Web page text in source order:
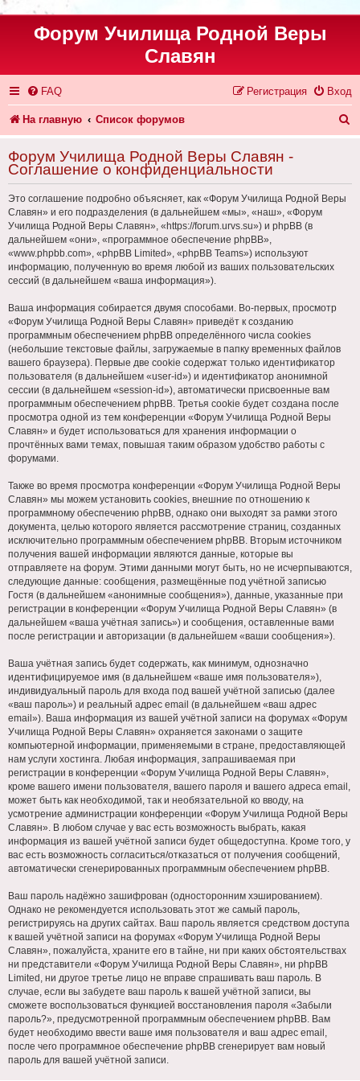
Форум Училища Родной Веры
Славян
FAQ Вход
Регистрация
На главную Список форумов
Форум Училища Родной Веры Славян -
Соглашение о конфиденциальности
Это соглашение подробно объясняет, как «Форум Училища Родной Веры
Славян» и его подразделения (в дальнейшем «мы», «наш», «Форум
Училища Родной Веры Славян», «https://forum.urvs.su») и phpBB (в
дальнейшем «они», «программное обеспечение phpBB»,
«www.phpbb.com», «phpBB Limited», «phpBB Teams») используют
информацию, полученную во время любой из ваших пользовательских
сессий (в дальнейшем «ваша информация»).
Ваша информация собирается двумя способами. Во-первых, просмотр
«Форум Училища Родной Веры Славян» приведёт к созданию
программным обеспечением phpBB определённого числа cookies
(небольшие текстовые файлы, загружаемые в папку временных файлов
вашего браузера). Первые две cookie содержат только идентификатор
пользователя (в дальнейшем «user-id») и идентификатор анонимной
сессии (в дальнейшем «session-id»), автоматически присвоенные вам
программным обеспечением phpBB. Третья cookie будет создана после
просмотра одной из тем конференции «Форум Училища Родной Веры
Славян» и будет использоваться для хранения информации о
прочтённых вами темах, повышая таким образом удобство работы с
форумами.
Также во время просмотра конференции «Форум Училища Родной Веры
Славян» мы можем установить cookies, внешние по отношению к
программному обеспечению phpBB, однако они выходят за рамки этого
документа, целью которого является рассмотрение страниц, созданных
исключительно программным обеспечением phpBB. Вторым источником
получения вашей информации являются данные, которые вы
отправляете на форум. Этими данными могут быть, но не исчерпываются,
следующие данные: сообщения, размещённые под учётной записью
Гостя (в дальнейшем «анонимные сообщения»), данные, указанные при
регистрации в конференции «Форум Училища Родной Веры Славян» (в
дальнейшем «ваша учётная запись») и сообщения, оставленные вами
после регистрации и авторизации (в дальнейшем «ваши сообщения»).
Ваша учётная запись будет содержать, как минимум, однозначно
идентифицируемое имя (в дальнейшем «ваше имя пользователя»),
индивидуальный пароль для входа под вашей учётной записью (далее
«ваш пароль») и реальный адрес email (в дальнейшем «ваш адрес
email»). Ваша информация из вашей учётной записи на форумах «Форум
Училища Родной Веры Славян» охраняется законами о защите
компьютерной информации, применяемыми в стране, предоставляющей
нам услуги хостинга. Любая информация, запрашиваемая при
регистрации в конференции «Форум Училища Родной Веры Славян»,
кроме вашего имени пользователя, вашего пароля и вашего адреса email,
может быть как необходимой, так и необязательной ко вводу, на
усмотрение администрации конференции «Форум Училища Родной Веры
Славян». В любом случае у вас есть возможность выбрать, какая
информация из вашей учётной записи будет общедоступна. Кроме того, у
вас есть возможность согласиться/отказаться от получения сообщений,
автоматически сгенерированных программным обеспечением phpBB.
Ваш пароль надёжно зашифрован (односторонним хэшированием).
Однако не рекомендуется использовать этот же самый пароль,
регистрируясь на других сайтах. Ваш пароль является средством доступа
к вашей учётной записи на форумах «Форум Училища Родной Веры
Славян», пожалуйста, храните его в тайне, ни при каких обстоятельствах
ни представители «Форум Училища Родной Веры Славян», ни phpBB
Limited, ни другое третье лицо не вправе спрашивать ваш пароль. В
случае, если вы забудете ваш пароль к вашей учётной записи, вы
сможете воспользоваться функцией восстановления пароля «Забыли
пароль?», предусмотренной программным обеспечением phpBB. Вам
будет необходимо ввести ваше имя пользователя и ваш адрес email,
после чего программное обеспечение phpBB сгенерирует вам новый
пароль для вашей учётной записи.